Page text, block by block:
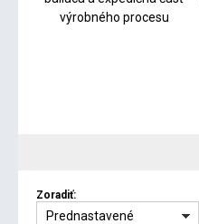
výrobného procesu
Zoradiť:
Prednastavené